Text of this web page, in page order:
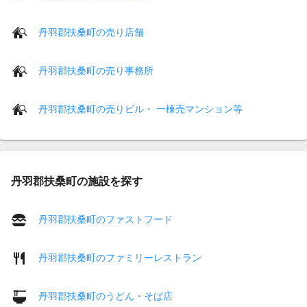
丹羽郡扶桑町の売り店舗
丹羽郡扶桑町の売り事務所
丹羽郡扶桑町の売りビル・ 一棟売マンション等
丹羽郡扶桑町の施設を探す
丹羽郡扶桑町のファストフード
丹羽郡扶桑町のファミリーレストラン
丹羽郡扶桑町のうどん・そば店